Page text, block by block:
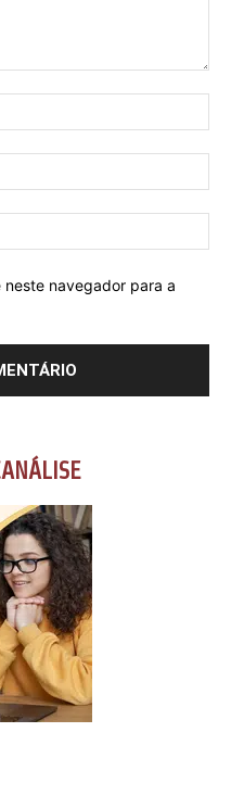
neste navegador para a